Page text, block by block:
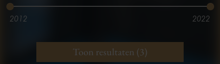
2012 2022
Toon resultaten (3)